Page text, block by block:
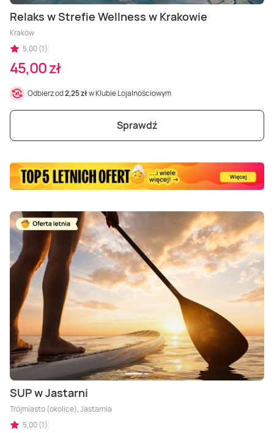
Relaks w Strefie Wellness w Krakowie
Kraków
5,00 (1)
45,00 zł
Odbierz od2,25 złw Klubie Lojalnościowym
Sprawdź
SUP w Jastarni
Trójmiasto (okolice), Jastarnia
5,00 (1)